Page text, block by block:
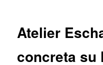
Atelier
concreta su